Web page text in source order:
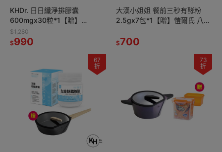
KHDr. 日日纖淨排膠囊
600mgx30粒*1【贈】
sunVenus美型酵素錠
500mg*20錠*2
$1,280
$990
大漢小姐姐 餐前三秒有酵粉
2.5gx7包*1【贈】愷爾氏 八孅
$700
67
折
73
折